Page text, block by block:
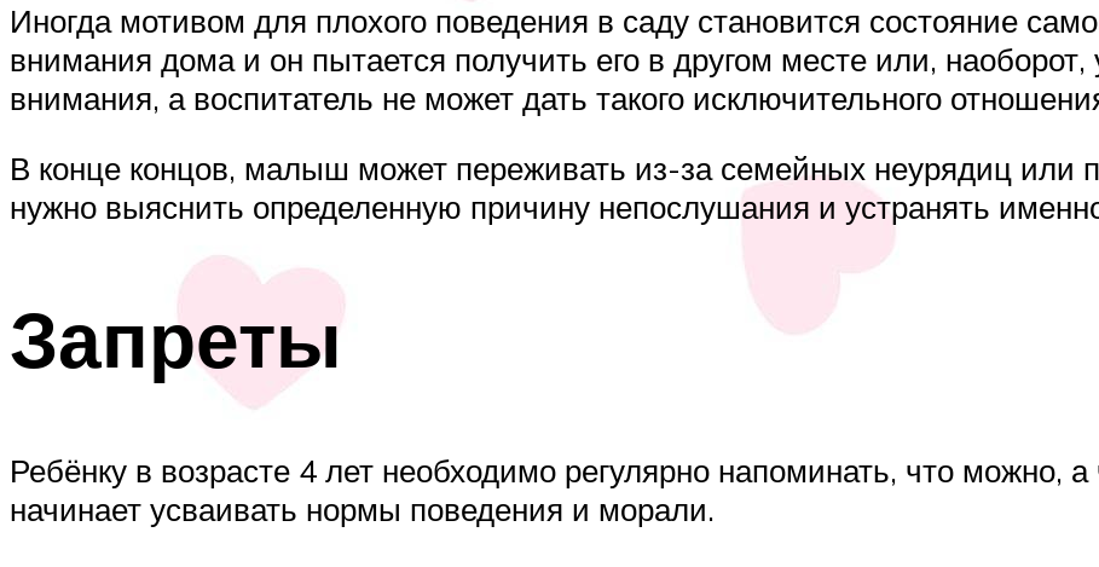
Иногда мотивом для плохого поведения в саду становится состояние
внимания дома и он пытается получить его в другом месте или,
внимания, а воспитатель не может дать такого исключительного
В конце концов, малыш может переживать из-за семейных неурядиц или
нужно выяснить определенную причину непослушания и устранять
Запреты
Ребёнку в возрасте 4 лет необходимо регулярно напоминать, что можно,
начинает усваивать нормы поведения и морали.